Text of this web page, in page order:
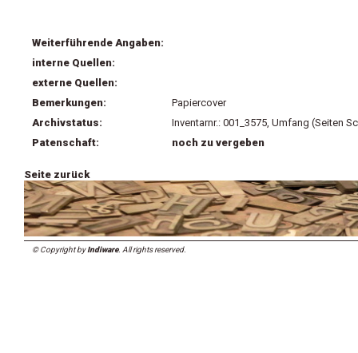
Weiterführende Angaben:
interne Quellen:
externe Quellen:
Bemerkungen:
Papiercover
Archivstatus:
Inventarnr.: 001_3575, Umfang (Seiten
Patenschaft:
noch zu vergeben
Seite zurück
© Copyright byIndiware. All rights reserved.